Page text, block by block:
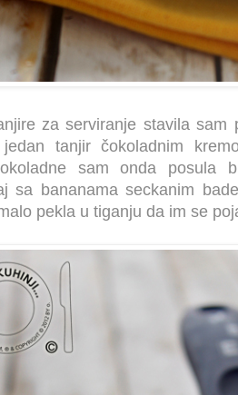
za serviranje stavila sam
tanjir čokoladnim
sam onda posula
sa bananama seckanim
pekla u tiganju da im se